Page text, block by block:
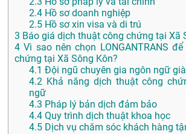
2.4 Hồ sơ doanh nghiệp
2.5 Hồ sơ xin visa và di trú
3 Báo giá dịch thuật công chứng tại Xã
4 Vì sao nên chọn LONGANTRANS
chứng tại Xã Sông Kôn?
4.1 Đội ngũ chuyên gia ngôn ngữ
4.2 Khả năng dịch thuật công
ngữ
4.3 Pháp lý bản dịch đảm bảo
4.4 Quy trình dịch thuật khoa học
4.5 Dịch vụ chăm sóc khách hàng